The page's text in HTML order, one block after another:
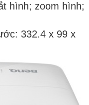
hình; zoom hình;
332.4 x 99 x